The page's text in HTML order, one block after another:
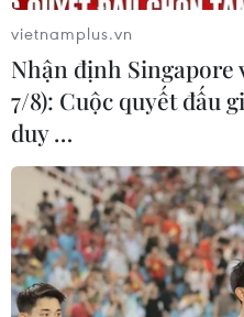
vietnamplus.vn
Nhận định Singapore
7/8): Cuộc quyết đấu
duy …